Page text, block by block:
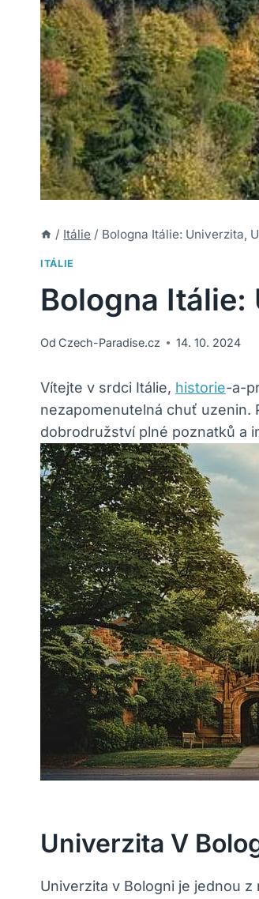
/ Itálie / Bologna Itálie: Univerzita,
ITÁLIE
Bologna
Od Czech-Paradise.cz 14. 10. 2024
Vítejte v srdci Itálie, historie-a-
nezapomenutelná chuť uzenin.
dobrodružství plné poznatků a
Univerzita V
Univerzita v Bologni je jednou